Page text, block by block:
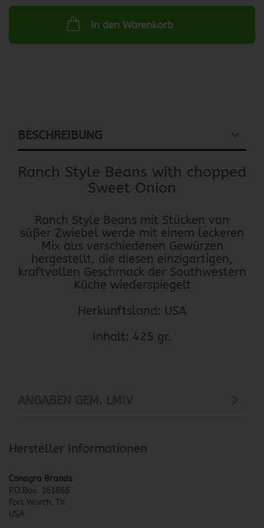
In den Warenkorb
BESCHREIBUNG
Ranch Style Beans with chopped
Sweet Onion
Ranch Style Beans mit Stücken von
süßer Zwiebel werde mit einem leckeren
Mix aus verschiedenen Gewürzen
hergestellt, die diesen einzigartigen,
kraftvollen Geschmack der Southwestern
Küche wiederspiegelt
Herkunftsland: USA
Inhalt: 425 gr.
Hersteller Informationen
Conagra Brands
P.O.Box 161866
Fort Worth, TX
USA